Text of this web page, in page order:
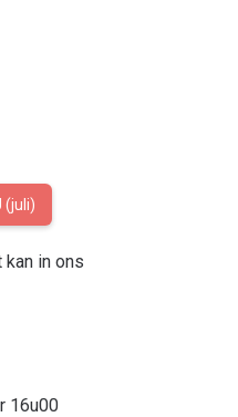
(juli)
in ons
16u00